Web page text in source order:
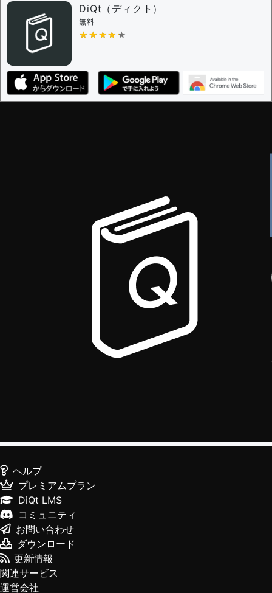
DiQt（ディクト）
無料
★★★★★
★★★★★
ヘルプ
プレミアムプラン
DiQt LMS
コミュニティ
お問い合わせ
ダウンロード
更新情報
関連サービス
運営会社